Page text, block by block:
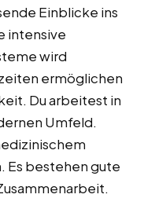
Einblicke ins
intensive
wird
ermöglichen
Du arbeitest in
Umfeld.
Es bestehen gute